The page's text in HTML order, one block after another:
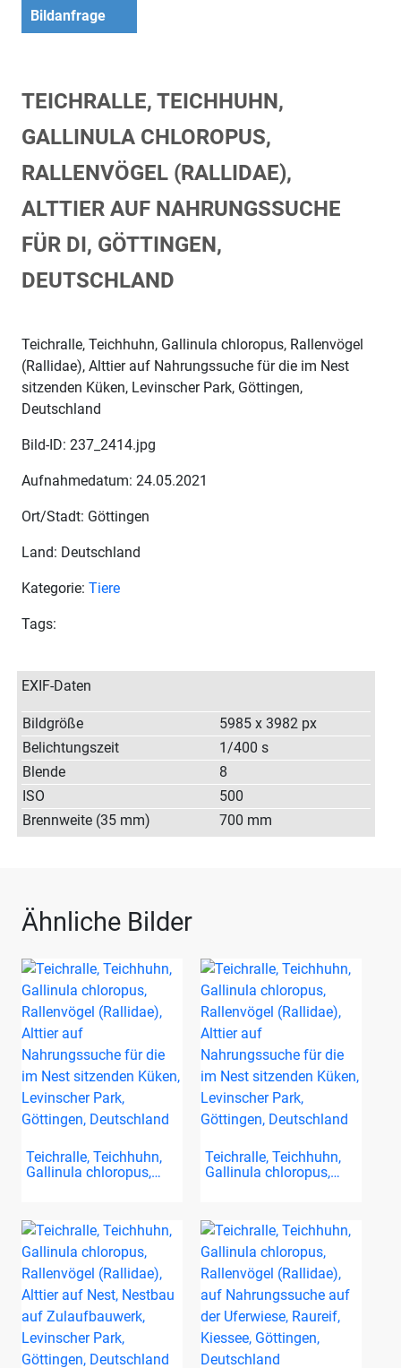
Bildanfrage
TEICHRALLE, TEICHHUHN,
GALLINULA CHLOROPUS,
RALLENVÖGEL (RALLIDAE),
ALTTIER AUF NAHRUNGSSUCHE
FÜR DI, GÖTTINGEN,
DEUTSCHLAND
Teichralle, Teichhuhn, Gallinula chloropus, Rallenvögel
(Rallidae), Alttier auf Nahrungssuche für die im Nest
sitzenden Küken, Levinscher Park, Göttingen,
Deutschland
Bild-ID: 237_2414.jpg
Aufnahmedatum: 24.05.2021
Ort/Stadt: Göttingen
Land: Deutschland
Kategorie: Tiere
Tags:
EXIF-Daten
Bildgröße
5985 x 3982 px
Belichtungszeit
1/400 s
Blende
8
ISO
500
Brennweite (35 mm)
700 mm
Ähnliche Bilder
Teichralle, Teichhuhn,
Gallinula chloropus,…
Teichralle, Teichhuhn,
Gallinula chloropus,…